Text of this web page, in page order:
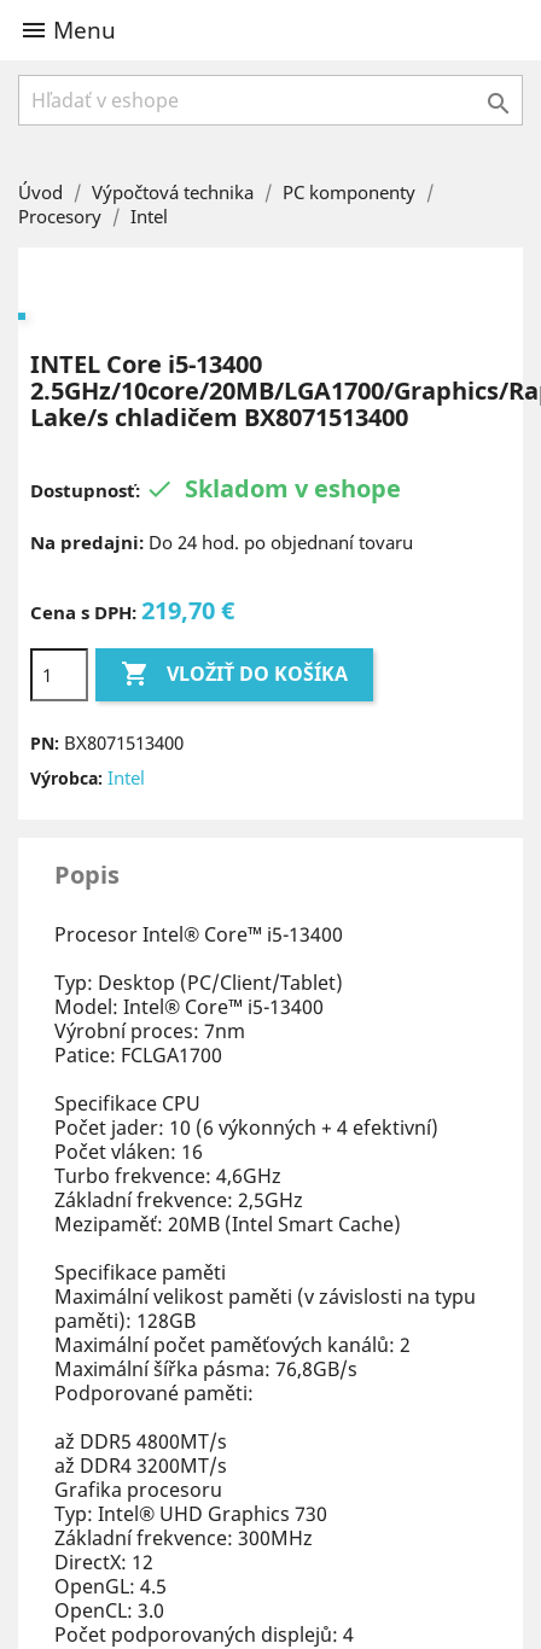
 Menu

Úvod Výpočtová technika
PC komponenty
Procesory
Intel
INTEL Core i5-13400
2.5GHz/10core/20MB/LGA1700/Graphics/
Lake/s chladičem BX8071513400
Dostupnosť:  Skladom v eshope
Na predajni: Do 24 hod. po objednaní tovaru
Cena s DPH: 219,70 €
 VLOŽIŤ DO KOŠÍKA
PN: BX8071513400
Výrobca: Intel
Popis
Procesor Intel® Core™ i5-13400
Typ: Desktop (PC/Client/Tablet)
Model: Intel® Core™ i5-13400
Výrobní proces: 7nm
Patice: FCLGA1700
Specifikace CPU
Počet jader: 10 (6 výkonných + 4 efektivní)
Počet vláken: 16
Turbo frekvence: 4,6GHz
Základní frekvence: 2,5GHz
Mezipaměť: 20MB (Intel Smart Cache)
Specifikace paměti
Maximální velikost paměti (v závislosti na typu
paměti): 128GB
Maximální počet paměťových kanálů: 2
Maximální šířka pásma: 76,8GB/s
Podporované paměti:
až DDR5 4800MT/s
až DDR4 3200MT/s
Grafika procesoru
Typ: Intel® UHD Graphics 730
Základní frekvence: 300MHz
DirectX: 12
OpenGL: 4.5
OpenCL: 3.0
Počet podporovaných displejů: 4